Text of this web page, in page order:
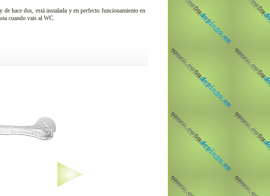
hace dos, está instalada y en perfecto funcionamiento en
cuando vais al WC.